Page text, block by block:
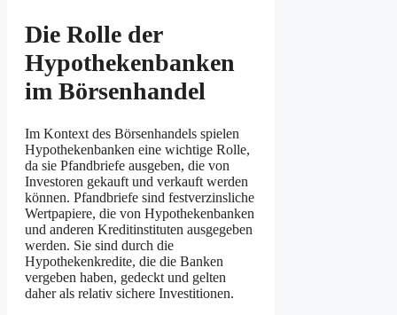
Die Rolle der
Hypothekenbanken
im Börsenhandel
Im Kontext des Börsenhandels spielen
Hypothekenbanken eine wichtige Rolle,
da sie Pfandbriefe ausgeben, die von
Investoren gekauft und verkauft werden
können. Pfandbriefe sind festverzinsliche
Wertpapiere, die von Hypothekenbanken
und anderen Kreditinstituten ausgegeben
werden. Sie sind durch die
Hypothekenkredite, die die Banken
vergeben haben, gedeckt und gelten
daher als relativ sichere Investitionen.